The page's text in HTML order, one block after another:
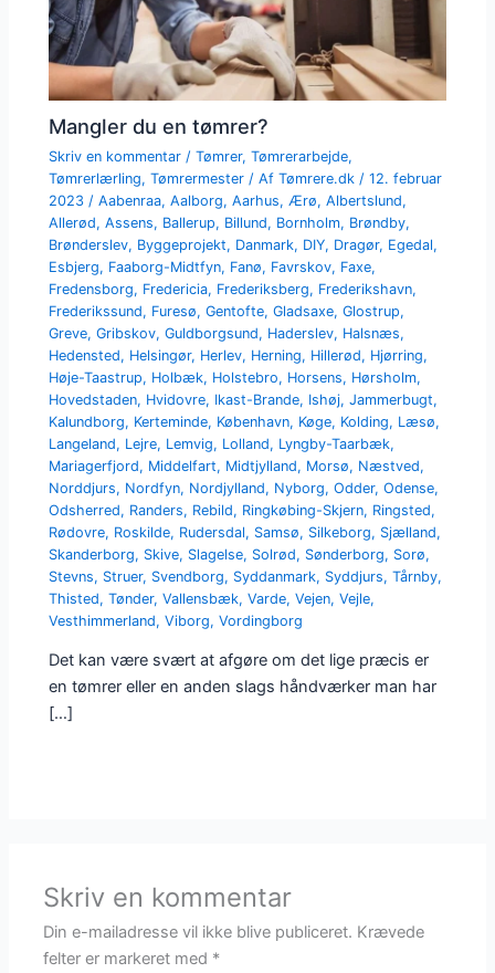
Mangler du en tømrer?
Skriv en kommentar /Tømrer,Tømrerarbejde,
Tømrerlærling,Tømrermester / AfTømrere.dk/12. februar
2023/Aabenraa,Aalborg,Aarhus,Ærø,Albertslund,
Allerød,Assens, Ballerup, Billund, Bornholm, Brøndby,
Brønderslev, Byggeprojekt, Danmark, DIY, Dragør, Egedal,
Esbjerg, Faaborg-Midtfyn, Fanø, Favrskov, Faxe,
Fredensborg, Fredericia, Frederiksberg, Frederikshavn,
Frederikssund, Furesø,Gentofte,Gladsaxe,Glostrup,
Greve,Gribskov,Guldborgsund, Haderslev, Halsnæs,
Hedensted, Helsingør, Herlev, Herning, Hillerød, Hjørring,
Høje-Taastrup, Holbæk, Holstebro, Horsens, Hørsholm,
Hovedstaden, Hvidovre, Ikast-Brande, Ishøj,Jammerbugt,
Kalundborg, Kerteminde, København, Køge, Kolding, Læsø,
Langeland, Lejre, Lemvig, Lolland, Lyngby-Taarbæk,
Mariagerfjord, Middelfart, Midtjylland, Morsø, Næstved,
Norddjurs, Nordfyn, Nordjylland, Nyborg,Odder,Odense,
Odsherred, Randers, Rebild, Ringkøbing-Skjern, Ringsted,
Rødovre, Roskilde, Rudersdal, Samsø, Silkeborg, Sjælland,
Skanderborg, Skive, Slagelse, Solrød, Sønderborg, Sorø,
Stevns, Struer, Svendborg, Syddanmark, Syddjurs,Tårnby,
Thisted,Tønder,Vallensbæk,Varde,Vejen,Vejle,
Vesthimmerland,Viborg,Vordingborg
Det kan være svært at afgøre om det lige præcis er
en tømrer eller en anden slags håndværker man har
[…]
Skriv en kommentar
Din e-mailadresse vil ikke blive publiceret. Krævede
felter er markeret med *